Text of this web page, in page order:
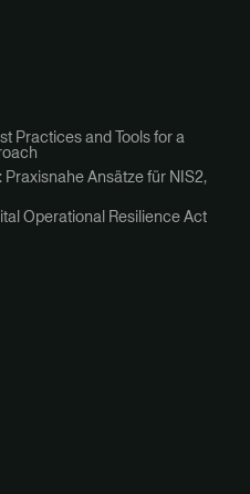
Practices and Tools for a
Ansätze für NIS2,
Operational Resilience Act